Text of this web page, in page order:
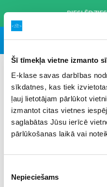
Šī tīmekļa vietne izmanto
E-klase savas darbības
sīkdatnes, kas tiek
ļauj lietotājam pārlūkot
izmantot citas vietnes
saglabātas Jūsu ierīcē
pārlūkošanas laikā vai
izvēle
Nepieciešams
#psiholoģija×